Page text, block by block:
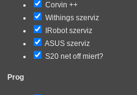
Corvin ++
Withings szerviz
IRobot szerviz
ASUS szerviz
S20 net off miert?
Prog